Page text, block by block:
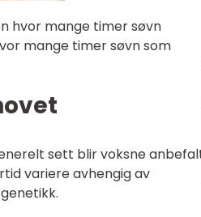
hvor mange timer søvn
mange timer søvn som
sett blir voksne
variere avhengig av